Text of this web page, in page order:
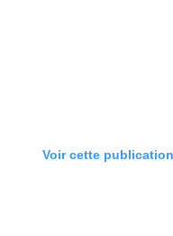
Voir cette